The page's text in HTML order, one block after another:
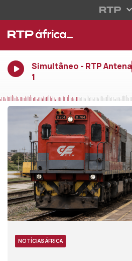
Simultâneo - RTP Antena
1
NOTÍCIAS ÁFRICA